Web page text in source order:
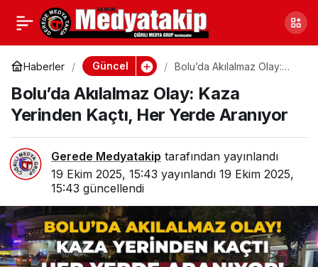
Haberler Güncel
Bolu’da Akılalmaz Olay:
Yerde Aranıyor
Bolu’da Akılalmaz Olay: Kaza
Yerinden Kaçtı, Her Yerde Aranıyor
Gerede Medyatakip tarafından yayınlandı
19 Ekim 2025, 15:43 yayınlandı 19 Ekim 2025,
15:43 güncellendi
Bolu’da Akılalmaz Olay:
Kaza Yerinden Kaçtı,
Her Yerde Aranıyor
0